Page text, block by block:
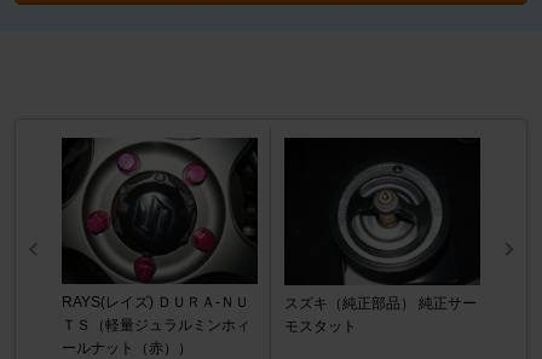
RAYS(レイズ) ＤＵＲＡ-ＮＵ
ＴＳ（軽量ジュラルミンホィ
ールナット（赤））
スズキ（純正部品） 純正サー
モスタット